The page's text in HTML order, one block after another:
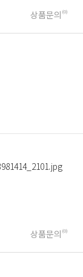
상품문의 (0)
상품문의 (0)